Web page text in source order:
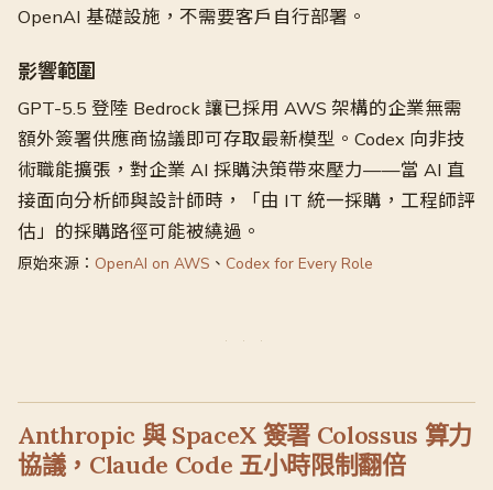
OpenAI 基礎設施，不需要客戶自行部署。
影響範圍
GPT-5.5 登陸 Bedrock 讓已採用 AWS 架構的企業無需
額外簽署供應商協議即可存取最新模型。Codex 向非技
術職能擴張，對企業 AI 採購決策帶來壓力——當 AI 直
接面向分析師與設計師時，「由 IT 統一採購，工程師評
估」的採購路徑可能被繞過。
原始來源： OpenAI on AWS 、 Codex for Every Role
Anthropic 與 SpaceX 簽署 Colossus 算力
協議，Claude Code 五小時限制翻倍